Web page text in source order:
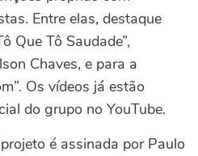
Entre elas, destaque
Que Tô Saudade”,
Chaves, e para a
Os vídeos já estão
do grupo no YouTube.
é assinada por Paulo